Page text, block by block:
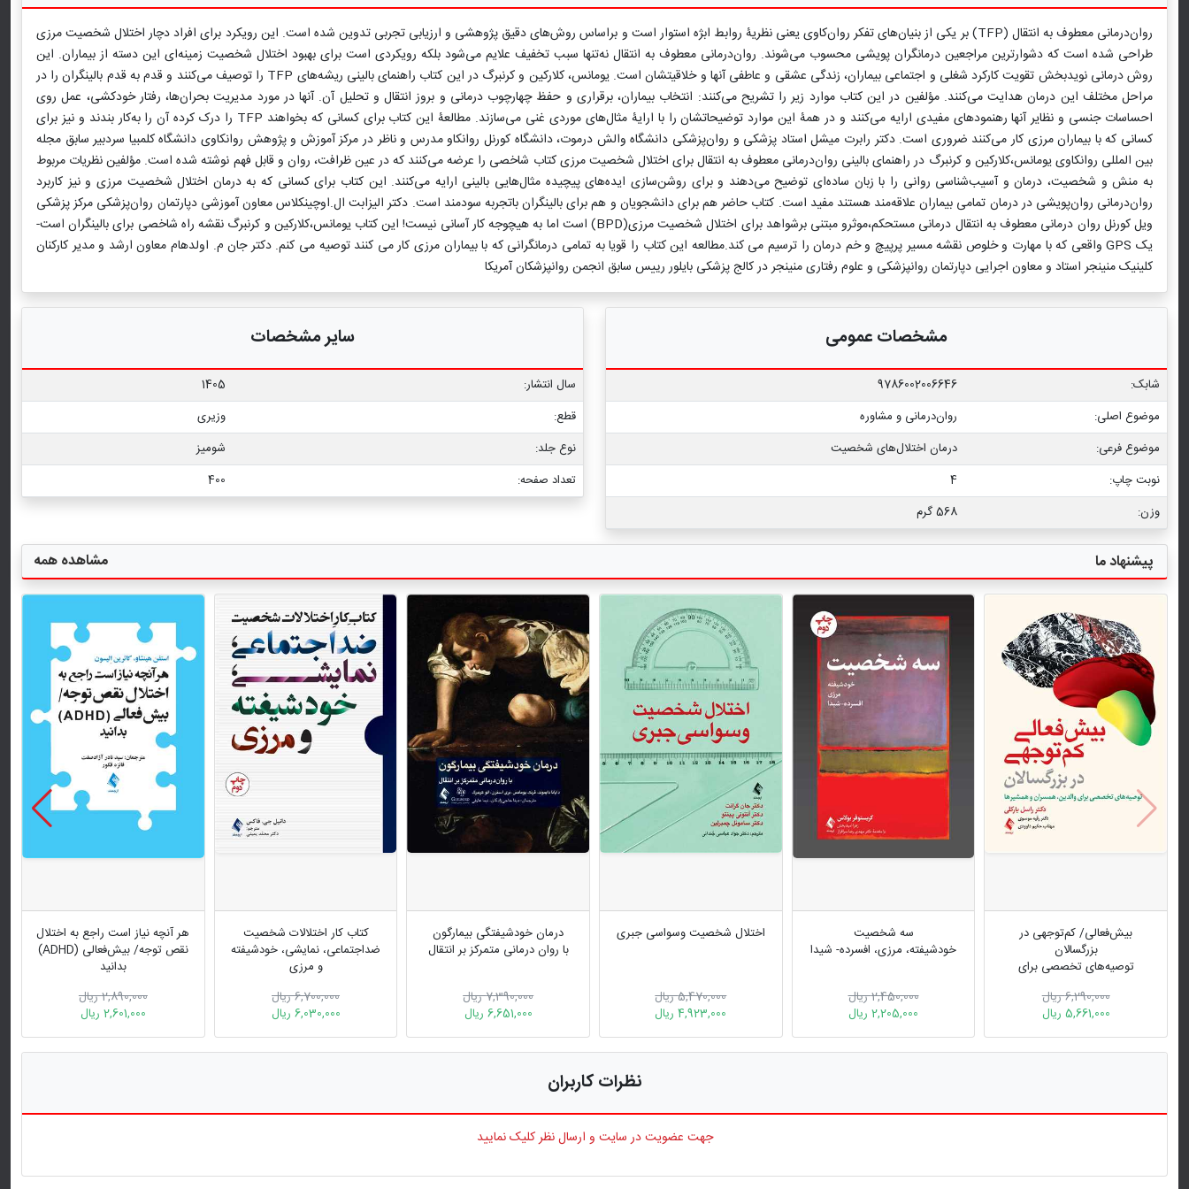
روان‌درمانی معطوف به انتقال (TFP) بر یکی از بنیان‌های تفکر روان‌کاوی یعنی نظریۀ روابط ابژه استوار است و براساس روش‌های دقیق پژوهشی و ارزیابی تجربی تدوین شده است. این رویکرد برای افراد دچار اختلال شخصیت مرزی
طراحی شده است که دشوارترین مراجعین درمانگران پویشی محسوب می‌شوند. روان‌درمانی معطوف به انتقال نه‌تنها سبب تخفیف علایم می‌شود بلکه رویکردی است برای بهبود اختلال شخصیت زمینه‌ای این دسته از بیماران. این
روش درمانی نویدبخش تقویت کارکرد شغلی و اجتماعی بیماران، زندگی عشقی و عاطفی آنها و خلاقیتشان است. یومانس، کلارکین و کرنبرگ در این کتاب راهنمای بالینی ریشه‌های TFP را توصیف می‌کنند و قدم به قدم بالینگران را در
مراحل مختلف این درمان هدایت می‌کنند. مؤلفین در این کتاب موارد زیر را تشریح می‌کنند: انتخاب بیماران، برقراری و حفظ چهارچوب درمانی و بروز انتقال و تحلیل آن. آنها در مورد مدیریت بحران‌ها، رفتار خودکشی، عمل روی
احساسات جنسی و نظایر آنها رهنمودهای مفیدی ارایه می‌کنند و در همۀ این موارد توضیحاتشان را با ارایۀ مثال‌های موردی غنی می‌سازند. مطالعۀ این کتاب برای کسانی که بخواهند TFP را درک کرده آن را به‌کار بندند و نیز برای
کسانی که با بیماران مرزی کار می‌کنند ضروری است. دکتر رابرت میشل استاد پزشکی و روان‌پزشکی دانشگاه والش درموت، دانشگاه کورنل روانکاو مدرس و ناظر در مرکز آموزش و پژوهش روانکاوی دانشگاه کلمبیا سردبیر سابق مجله
بین المللی روانکاوی یومانس،کلارکین و کرنبرگ در راهنمای بالینی روان‌درمانی معطوف به انتقال برای اختلال شخصیت مرزی کتاب شاخصی را عرضه می‌کنند که در عین ظرافت، روان و قابل فهم نوشته شده است. مؤلفین نظریات مربوط
به منش و شخصیت، درمان و آسیب‌شناسی روانی را با زبان ساده‌ای توضیح می‌دهند و برای روشن‌سازی ایده‌های پیچیده مثال‌هایی بالینی ارایه می‌کنند. این کتاب برای کسانی که به درمان اختلال شخصیت مرزی و نیز کاربرد
روان‌درمانی روان‌پویشی در درمان تمامی بیماران علاقه‌مند هستند مفید است. کتاب حاضر هم برای دانشجویان و هم برای بالینگران باتجربه سودمند است. دکتر الیزابت ال.اوچینکلاس معاون آموزشی دپارتمان روان‌پزشکی مرکز پزشکی
ویل کورنل روان درمانی معطوف به انتقال درمانی مستحکم،موثرو مبتنی برشواهد برای اختلال شخصیت مرزی(BPD) است اما به هیچوجه کار آسانی نیست! این کتاب یومانس،کلارکین و کرنبرگ نقشه راه شاخصی برای بالینگران است-
یک GPS واقعی که با مهارت و خلوص نقشه مسیر پرپیچ و خم درمان را ترسیم می کند.مطالعه این کتاب را قویا به تمامی درمانگرانی که با بیماران مرزی کار می کنند توصیه می کنم. دکتر جان م. اولدهام معاون ارشد و مدیر کارکنان
کلینیک منینجر استاد و معاون اجرایی دپارتمان روانپزشکی و علوم رفتاری منینجر در کالج پزشکی بایلور رییس سابق انجمن روانپزشکان آمریکا
مشخصات عمومی
شابک:
9786002006646
موضوع اصلی:
روان‌درمانی و مشاوره
موضوع فرعی:
درمان اختلال‌های شخصیت
نوبت چاپ:
4
وزن:
568 گرم
سایر مشخصات
سال انتشار:
1405
قطع:
وزیری
نوع جلد:
شومیز
تعداد صفحه:
400
پیشنهاد ما مشاهده همه
بیش‌فعالی/ کم‌توجهی در
بزرگسالان
توصیه‌های تخصصی برای
6,290,000 ریال
5,661,000 ریال
سه شخصیت
خودشیفته، مرزی، افسرده- شیدا
2,450,000 ریال
2,205,000 ریال
اختلال شخصیت وسواسی ‌جبری
5,470,000 ریال
4,923,000 ریال
درمان خودشیفتگی بیمارگون
با روان ‌درمانی متمرکز بر انتقال
7,390,000 ریال
6,651,000 ریال
کتاب کار اختلالات شخصیت
ضد‌اجتماعی، نمایشی، خودشیفته
و مرزی
6,700,000 ریال
6,030,000 ریال
هر آنچه نیاز است راجع به اختلال
نقص توجه/ بیش‌فعالی (‏ADHD‏)‏
بدانید
2,890,000 ریال
2,601,000 ریال
نظرات کاربران
جهت عضویت در سایت و ارسال نظر کلیک نمایید